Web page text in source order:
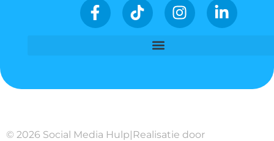
© 2026 Social Media Hulp| Realisatie door